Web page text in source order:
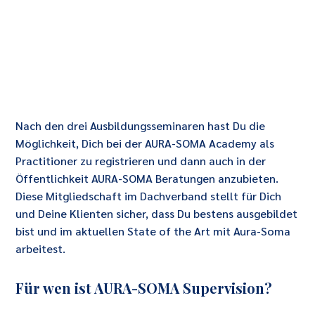
Nach den drei Ausbildungsseminaren hast Du die
Möglichkeit, Dich bei der AURA-SOMA Academy als
Practitioner zu registrieren und dann auch in der
Öffentlichkeit AURA-SOMA Beratungen anzubieten.
Diese Mitgliedschaft im Dachverband stellt für Dich
und Deine Klienten sicher, dass Du bestens ausgebildet
bist und im aktuellen State of the Art mit Aura-Soma
arbeitest.
Für wen ist AURA-SOMA Supervision?